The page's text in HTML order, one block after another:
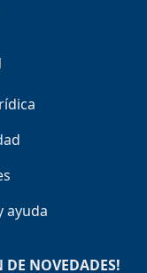
ayuda
DE NOVEDADES!